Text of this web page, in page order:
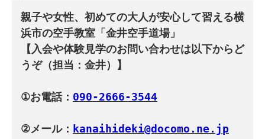
親子や女性、初めての大人が安心して習える横
浜市の空手教室「金井空手道場」
【入会や体験見学のお問い合わせは以下からど
うぞ（担当：金井）】
①お電話： 090-2666-3544
②メール： kanaihideki@docomo.ne.jp